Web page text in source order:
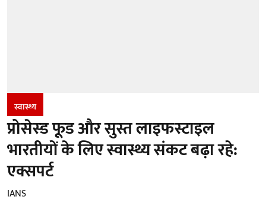
स्वास्थ्य
प्रोसेस्ड फूड और सुस्त लाइफस्टाइल
भारतीयों के लिए स्वास्थ्य संकट बढ़ा रहे:
एक्सपर्ट
IANS